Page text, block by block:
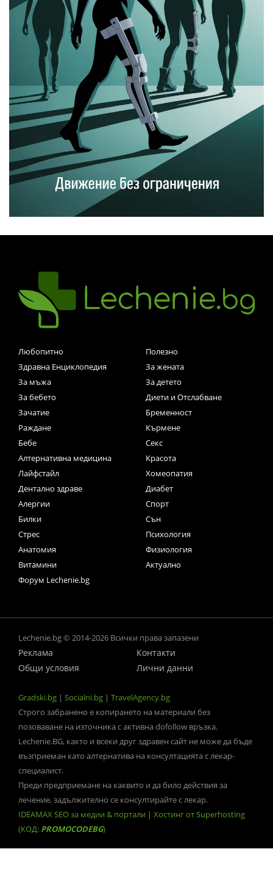
Любопитно
Полезно
Здравна Енциклопедия
За жената
За мъжа
За детето
За бебето
Диети и Отслабване
Зачатие
Бременност
Раждане
Кърмене
Бебе
Секс
Алтернативна медицина
Красота
Лайфстайл
Хомеопатия
Дентално здраве
Диабет
Алергии
Спорт
Билки
Сън
Стрес
Психология
Анатомия
Физиология
Витамини
Актуално
Форум Lechenie.bg
Lechenie.bg © 2014-2026 Всички права запазени
Реклама
Контакти
Общи условия
Лични данни
Gradski.bg | Socialni.bg | TravelAgency.bg
Строго забранено е копирането на материали без
позоваване на източника с активна dofollow връзка.
Lechenie.BG, както и всеки друг здравен сайт не може да бъде
възприеман като алтернатива на консултацията с лекар-
специалист.
Преди предприемане на каквито и да било действия за
лечение, задължително се консултирайте с лекар.
IDEAMAX SEO за медии & портали | Хостинг от Superhosting
(КОД: PROMOCODEBG)